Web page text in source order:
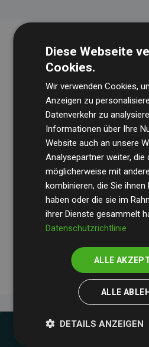
Die
regelmäßig unsere
Transparenz und
Ihre Prüfungen belegen, dass
Klimaschutzprojekte im
geschätzten CO₂-Emissionen
Websites kompensieren – ein
messbare Klimawirkung
Diese Webseite
Cookies.
Wir verwenden Cookies,
Anzeigen zu
Datenverkehr zu
Informationen über Ihre
Website auch an unsere
Analysepartner weiter, die
möglicherweise mit
kombinieren, die Sie
haben oder die sie im
ihrer Dienste gesammelt
Datenschutzrichtlinie
ALLE
ALLE
DETAILS ANZEIGEN